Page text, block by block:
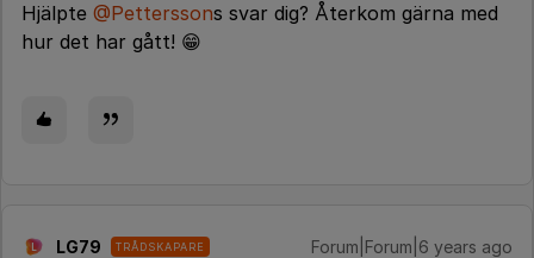
Hjälpte @Petterssons svar dig? Återkom gärna med
hur det har gått! 😁
LG79 TRÅDSKAPARE Forum|Forum|6 years ago